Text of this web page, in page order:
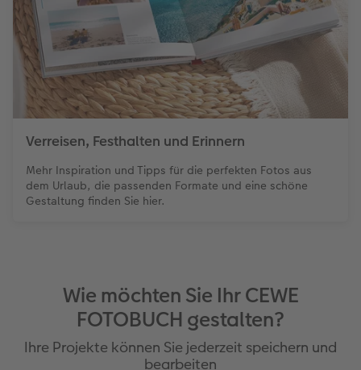
Verreisen, Festhalten und Erinnern
Mehr Inspiration und Tipps für die perfekten Fotos aus
dem Urlaub, die passenden Formate und eine schöne
Gestaltung finden Sie hier.
Wie möchten Sie Ihr CEWE
FOTOBUCH gestalten?
Ihre Projekte können Sie jederzeit speichern und
bearbeiten